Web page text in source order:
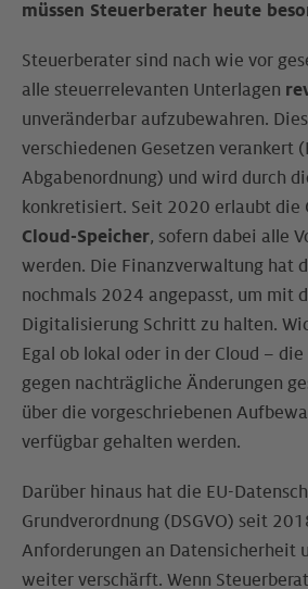
müssen Steuerberater heute
Steuerberater sind nach wie vor
alle steuerrelevanten Unterlagen
unveränderbar aufzubewahren.
verschiedenen Gesetzen verankert
Abgabenordnung) und wird durch
konkretisiert. Seit 2020 erlaubt die
Cloud-Speicher, sofern dabei alle
werden. Die Finanzverwaltung hat
nochmals 2024 angepasst, um mit
Digitalisierung Schritt zu halten.
Egal ob lokal oder in der Cloud – die
gegen nachträgliche Änderungen
über die vorgeschriebenen
verfügbar gehalten werden.
Darüber hinaus hat die EU-
Grundverordnung (DSGVO) seit
Anforderungen an Datensicherheit
weiter verschärft. Wenn